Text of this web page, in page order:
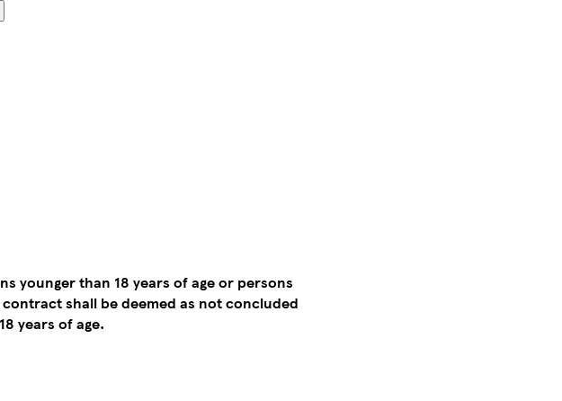
younger than 18 years of age or persons
shall be deemed as not concluded
years of age.